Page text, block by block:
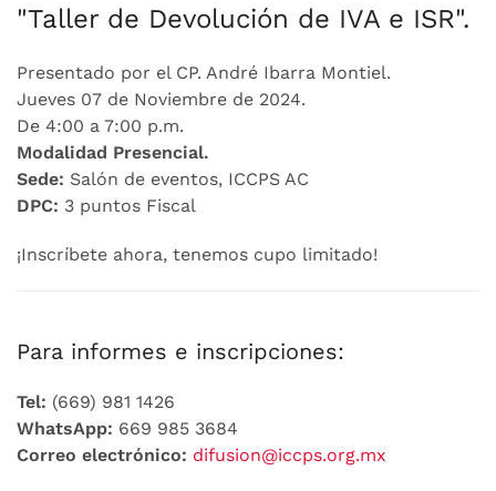
"Taller de Devolución de IVA e ISR".
Presentado por el CP. André Ibarra Montiel.
Jueves 07 de Noviembre de 2024.
De 4:00 a 7:00 p.m.
Modalidad Presencial.
Sede: Salón de eventos, ICCPS AC
DPC: 3 puntos Fiscal
¡Inscríbete ahora, tenemos cupo limitado!
Para informes e inscripciones:
Tel: (669) 981 1426
WhatsApp: 669 985 3684
Correo electrónico: difusion@iccps.org.mx